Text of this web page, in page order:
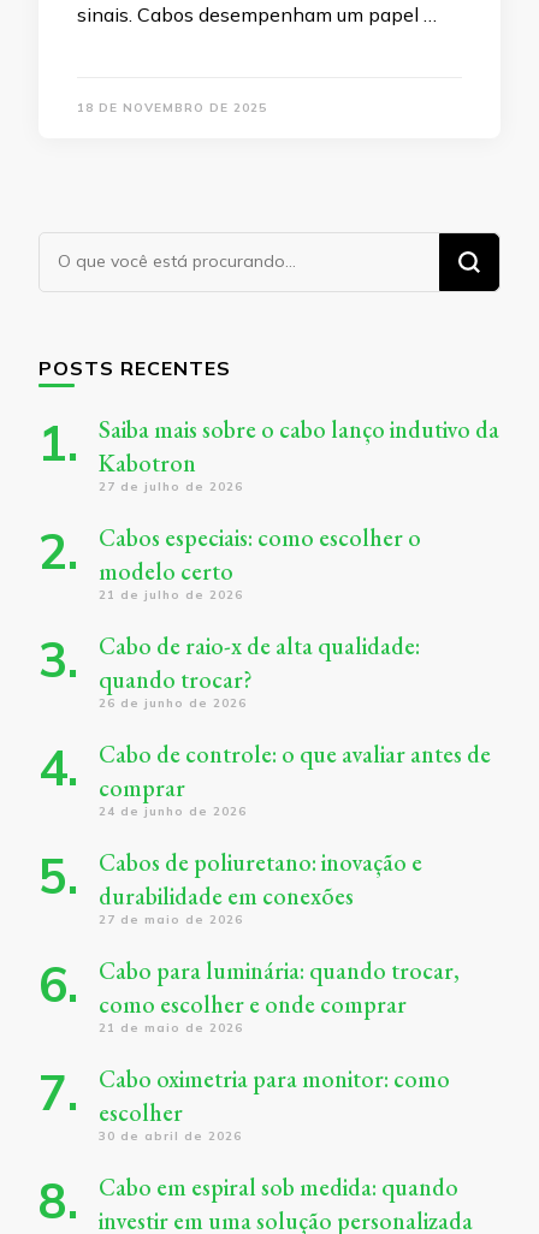
sinais. Cabos desempenham um papel …
18 DE NOVEMBRO DE 2025
Procurando
algo?
POSTS RECENTES
Saiba mais sobre o cabo lanço indutivo da
Kabotron
27 de julho de 2026
Cabos especiais: como escolher o
modelo certo
21 de julho de 2026
Cabo de raio-x de alta qualidade:
quando trocar?
26 de junho de 2026
Cabo de controle: o que avaliar antes de
comprar
24 de junho de 2026
Cabos de poliuretano: inovação e
durabilidade em conexões
27 de maio de 2026
Cabo para luminária: quando trocar,
como escolher e onde comprar
21 de maio de 2026
Cabo oximetria para monitor: como
escolher
30 de abril de 2026
Cabo em espiral sob medida: quando
investir em uma solução personalizada